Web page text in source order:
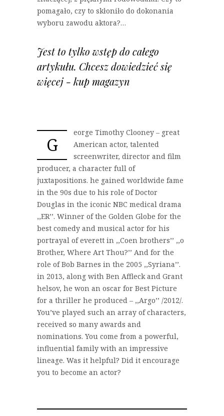
pomagało, czy to skłoniło do dokonania
wyboru zawodu aktora?…
Jest to tylko wstęp do całego
artykułu. Chcesz dowiedzieć się
więcej - kup magazyn
G
eorge Timothy Clooney – great
American actor, talented
screenwriter, director and film
producer, a character full of
juxtapositions. he gained worldwide fame
in the 90s due to his role of Doctor
Douglas in the iconic NBC medical drama
‚‚ER’’. Winner of the Golden Globe for the
best comedy and musical actor for his
portrayal of everett in ‚‚Coen brothers’’ ‚‚o
Brother, Where Art Thou?’’ And for the
role of Bob Barnes in the 2005 ‚‚Syriana’’.
in 2013, along with Ben Affleck and Grant
helsov, he won an oscar for Best Picture
for a thriller he produced – ‚‚Argo’’ /2012/.
You’ve played such an array of characters,
received so many awards and
nominations. You come from a powerful,
influential family with an impressive
lineage. Was it helpful? Did it encourage
you to become an actor?